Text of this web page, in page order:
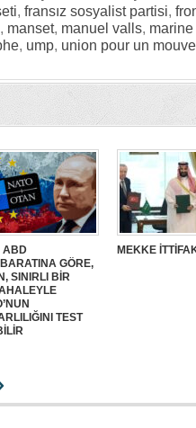
, fransız sosyalist partisi,
, manset, manuel valls,
, ump, union pour un
ABD
GÖRE,
SINIRLI BİR
TEST
MEKKE